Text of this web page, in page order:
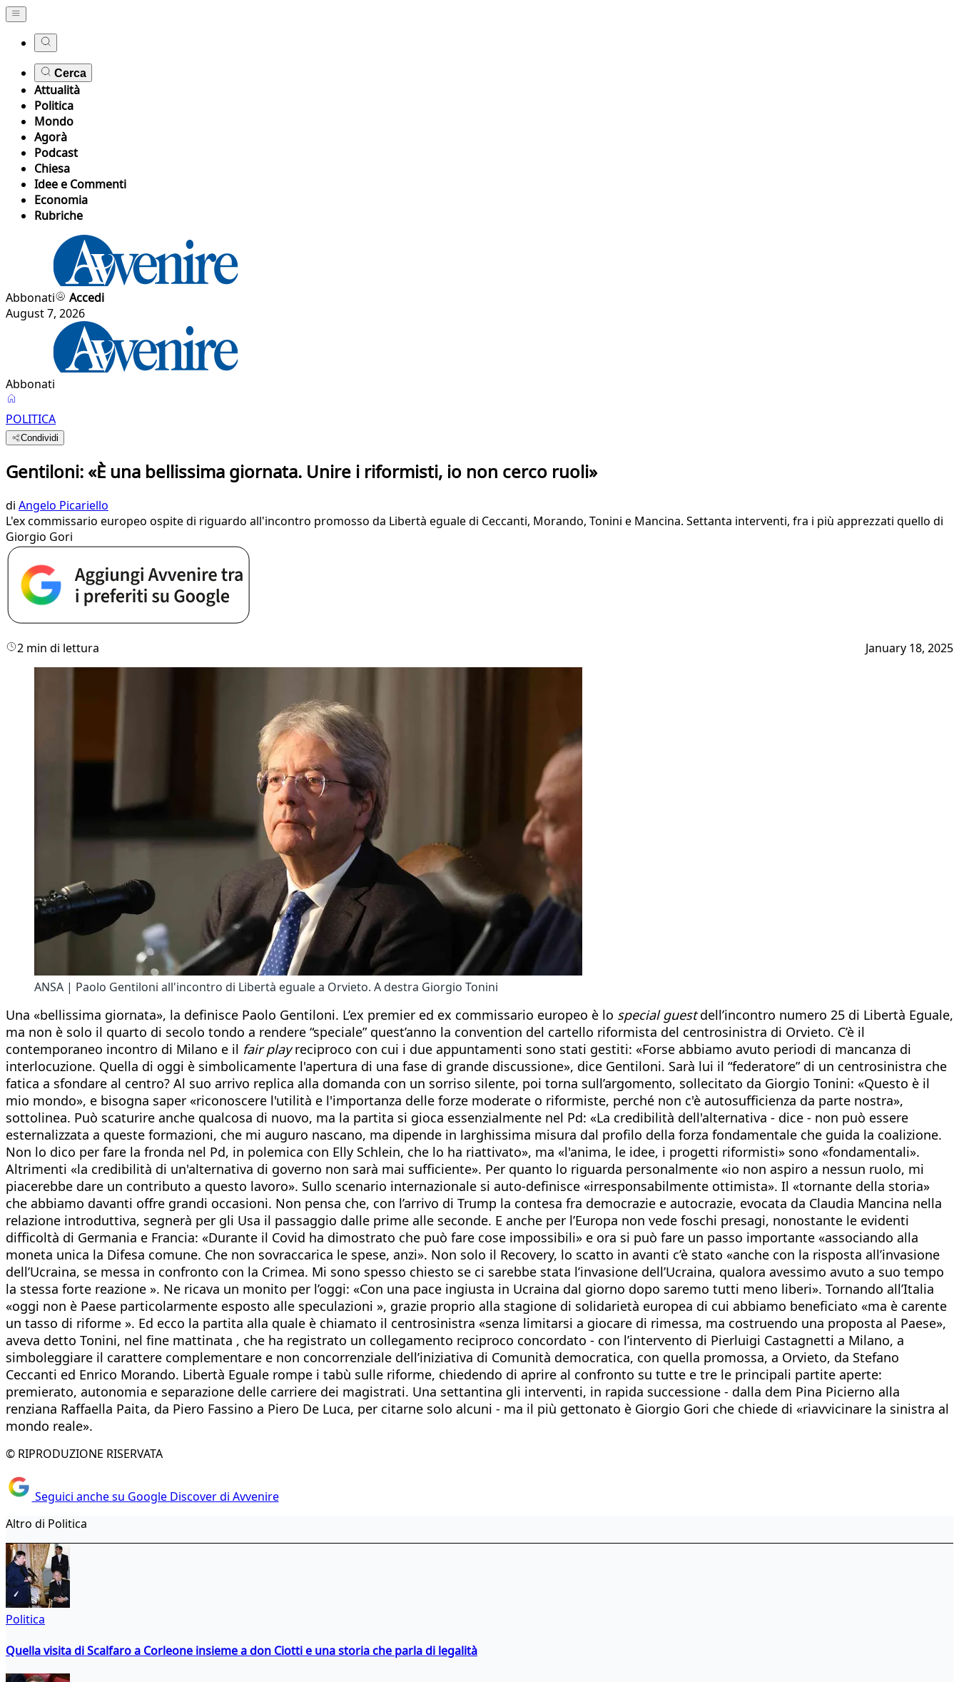
Cerca
Attualità
Politica
Mondo
Agorà
Podcast
Chiesa
Idee e Commenti
Economia
Rubriche
Abbonati
Accedi
August 7, 2026
Abbonati
POLITICA
Condividi
Gentiloni: «È una bellissima giornata. Unire i riformisti, io non cerco ruoli»
di Angelo Picariello
L'ex commissario europeo ospite di riguardo all'incontro promosso da Libertà eguale di Ceccanti, Morando, Tonini e Mancina. Settanta interventi, fra i più apprezzati quello di
Giorgio Gori
2 min di lettura January 18, 2025
ANSA | Paolo Gentiloni all'incontro di Libertà eguale a Orvieto. A destra Giorgio Tonini
Una «bellissima giornata», la definisce Paolo Gentiloni. L’ex premier ed ex commissario europeo è lo special guestdell’incontro numero 25 di Libertà Eguale,
ma non è solo il quarto di secolo tondo a rendere “speciale” quest’anno la convention del cartello riformista del centrosinistra di Orvieto. C’è il
contemporaneo incontro di Milano e il fair playreciproco con cui i due appuntamenti sono stati gestiti: «Forse abbiamo avuto periodi di mancanza di
interlocuzione. Quella di oggi è simbolicamente l'apertura di una fase di grande discussione», dice Gentiloni. Sarà lui il “federatore” di un centrosinistra che
fatica a sfondare al centro? Al suo arrivo replica alla domanda con un sorriso silente, poi torna sull’argomento, sollecitato da Giorgio Tonini: «Questo è il
mio mondo», e bisogna saper «riconoscere l'utilità e l'importanza delle forze moderate o riformiste, perché non c'è autosufficienza da parte nostra»,
sottolinea. Può scaturire anche qualcosa di nuovo, ma la partita si gioca essenzialmente nel Pd: «La credibilità dell'alternativa - dice - non può essere
esternalizzata a queste formazioni, che mi auguro nascano, ma dipende in larghissima misura dal profilo della forza fondamentale che guida la coalizione.
Non lo dico per fare la fronda nel Pd, in polemica con Elly Schlein, che lo ha riattivato», ma «l'anima, le idee, i progetti riformisti» sono «fondamentali».
Altrimenti «la credibilità di un'alternativa di governo non sarà mai sufficiente». Per quanto lo riguarda personalmente «io non aspiro a nessun ruolo, mi
piacerebbe dare un contributo a questo lavoro». Sullo scenario internazionale si auto-definisce «irresponsabilmente ottimista». Il «tornante della storia»
che abbiamo davanti offre grandi occasioni. Non pensa che, con l’arrivo di Trump la contesa fra democrazie e autocrazie, evocata da Claudia Mancina nella
relazione introduttiva, segnerà per gli Usa il passaggio dalle prime alle seconde. E anche per l’Europa non vede foschi presagi, nonostante le evidenti
difficoltà di Germania e Francia: «Durante il Covid ha dimostrato che può fare cose impossibili» e ora si può fare un passo importante «associando alla
moneta unica la Difesa comune. Che non sovraccarica le spese, anzi». Non solo il Recovery, lo scatto in avanti c’è stato «anche con la risposta all’invasione
dell’Ucraina, se messa in confronto con la Crimea. Mi sono spesso chiesto se ci sarebbe stata l’invasione dell’Ucraina, qualora avessimo avuto a suo tempo
la stessa forte reazione ». Ne ricava un monito per l’oggi: «Con una pace ingiusta in Ucraina dal giorno dopo saremo tutti meno liberi». Tornando all’Italia
«oggi non è Paese particolarmente esposto alle speculazioni », grazie proprio alla stagione di solidarietà europea di cui abbiamo beneficiato «ma è carente
un tasso di riforme ». Ed ecco la partita alla quale è chiamato il centrosinistra «senza limitarsi a giocare di rimessa, ma costruendo una proposta al Paese»,
aveva detto Tonini, nel fine mattinata , che ha registrato un collegamento reciproco concordato - con l’intervento di Pierluigi Castagnetti a Milano, a
simboleggiare il carattere complementare e non concorrenziale dell’iniziativa di Comunità democratica, con quella promossa, a Orvieto, da Stefano
Ceccanti ed Enrico Morando. Libertà Eguale rompe i tabù sulle riforme, chiedendo di aprire al confronto su tutte e tre le principali partite aperte:
premierato, autonomia e separazione delle carriere dei magistrati. Una settantina gli interventi, in rapida successione - dalla dem Pina Picierno alla
renziana Raffaella Paita, da Piero Fassino a Piero De Luca, per citarne solo alcuni - ma il più gettonato è Giorgio Gori che chiede di «riavvicinare la sinistra al
mondo reale».
© RIPRODUZIONE RISERVATA
Seguici anche su Google Discover di Avvenire
Altro di Politica
Politica
Quella visita di Scalfaro a Corleone insieme a don Ciotti e una storia che parla di legalità